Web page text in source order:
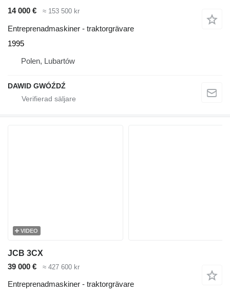
14 000 €
≈ 153 500 kr
Entreprenadmaskiner - traktorgrävare
1995
Polen, Lubartów
DAWID GWÓŹDŹ
VIDEO
JCB 3CX
39 000 €
≈ 427 600 kr
Entreprenadmaskiner - traktorgrävare